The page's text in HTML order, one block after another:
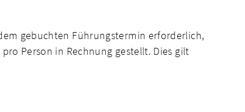
gebuchten Führungstermin erforderlich,
Person in Rechnung gestellt. Dies gilt